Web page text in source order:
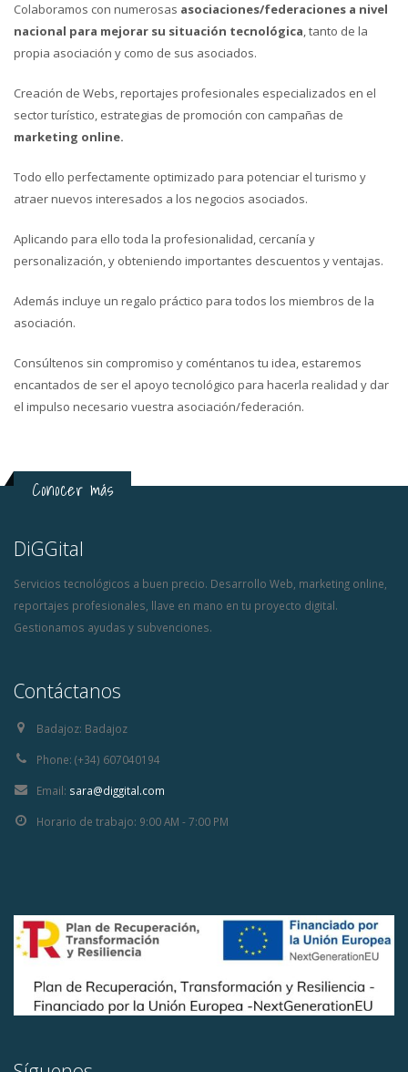
Colaboramos con numerosas asociaciones/federaciones a nivel
nacional para mejorar su situación tecnológica, tanto de la
propia asociación y como de sus asociados.
Creación de Webs, reportajes profesionales especializados en el
sector turístico, estrategias de promoción con campañas de
marketing online.
Todo ello perfectamente optimizado para potenciar el turismo y
atraer nuevos interesados a los negocios asociados.
Aplicando para ello toda la profesionalidad, cercanía y
personalización, y obteniendo importantes descuentos y ventajas.
Además incluye un regalo práctico para todos los miembros de la
asociación.
Consúltenos sin compromiso y coméntanos tu idea, estaremos
encantados de ser el apoyo tecnológico para hacerla realidad y dar
el impulso necesario vuestra asociación/federación.
Conocer más
DiGGital
Servicios tecnológicos a buen precio. Desarrollo Web, marketing online,
reportajes profesionales, llave en mano en tu proyecto digital.
Gestionamos ayudas y subvenciones.
Contáctanos
Badajoz: Badajoz
Phone: (+34) 607040194
Email: sara@diggital.com
Horario de trabajo: 9:00 AM - 7:00 PM